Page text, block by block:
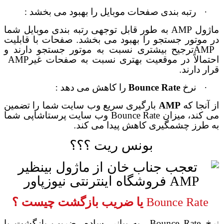
·
رتبه بندی صفحات موبایل را بهبود می بخشد :
ماژول AMP به طور قابل توجهی رتبه بندی موبایل شما
در موتور جستجو را بهبود می بخشد. صفحات با قابلیت
AMPترجیح بیشتری نسبت به موتور جستجو دارند و
احتمالاً در موقعیت بهتری نسبت به صفحات غیر AMP
قرار دارند.
·
نرخ Bounce Rate را کاهش می دهد :
از آنجا که AMP بارگیری سریع وب سایت شما را تضمین
می کند، میزان Bounce Rate وب سایت پرستاشاپی شما
به طرز چشمگیری کاهش پیدا می کند.
بونس ریت ؟؟؟
Bounce Rate یا ضریب بازگشت چیست ؟